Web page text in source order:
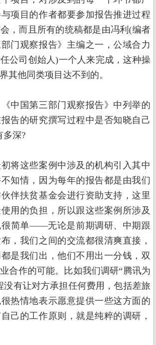
项目的作者都要参加报告推进过程
，而且所有的统稿都是由冯利(编者
门观察报告》主编之一，公域合力
公司创始人)一个人来完成，这种操
其他同类项目达不到的。
《中国第三部门观察报告》中列举的
告的研究撰写过程中是否知晓自己
多深?
将这些案例中涉及的机构引入其中
知情，因为每年的报告都是由我们
伴扶贫基金会进行资助支持，这里
用的负担，所以跟这些案例所涉及
很简单——无论是前期调研、中期跟
，我们之间的交流都很清爽直接，
是我们出，他们不用出一分钱，双
合作的可能。比如我们调研“腾讯为
没有让对方承担任何费用，包括差旅
热情地表示愿意提供一些这方面的
己的工作原则，就是纯粹的调研，